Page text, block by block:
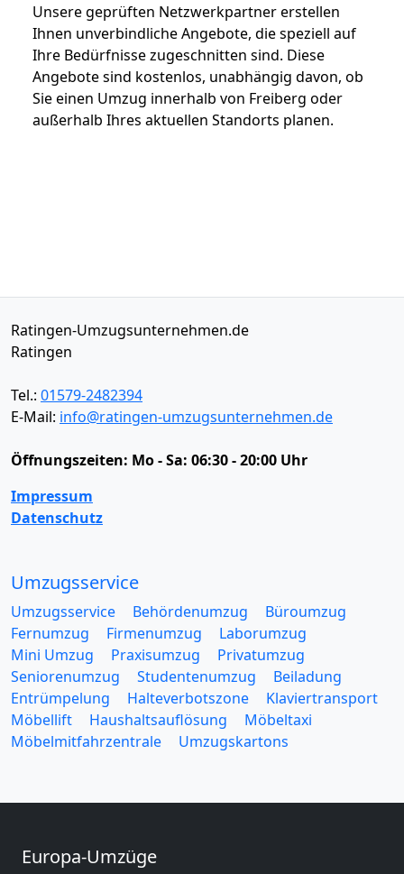
Unsere geprüften Netzwerkpartner erstellen
Ihnen unverbindliche Angebote, die speziell auf
Ihre Bedürfnisse zugeschnitten sind. Diese
Angebote sind kostenlos, unabhängig davon, ob
Sie einen Umzug innerhalb von Freiberg oder
außerhalb Ihres aktuellen Standorts planen.
Ratingen-Umzugsunternehmen.de
Ratingen
Tel.: 01579-2482394
E-Mail: info@ratingen-umzugsunternehmen.de
Öffnungszeiten: Mo - Sa: 06:30 - 20:00 Uhr
Impressum
Datenschutz
Umzugsservice
Umzugsservice Behördenumzug
Büroumzug
Fernumzug
Firmenumzug
Laborumzug
Mini Umzug
Praxisumzug
Privatumzug
Seniorenumzug
Studentenumzug
Beiladung
Entrümpelung
Halteverbotszone
Klaviertransport
Möbellift
Haushaltsauflösung
Möbeltaxi
Möbelmitfahrzentrale
Umzugskartons
Europa-Umzüge